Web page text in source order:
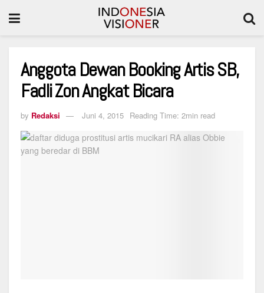
Anggota Dewan Booking Artis SB,
Fadli Zon Angkat Bicara
by Redaksi Juni 4, 2015 Reading Time: 2min read